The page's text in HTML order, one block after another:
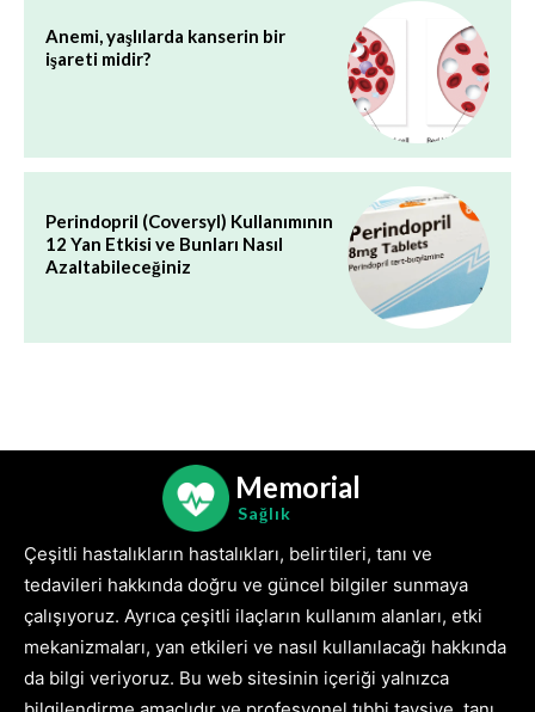
Anemi, yaşlılarda kanserin bir
işareti midir?
Perindopril (Coversyl) Kullanımının
12 Yan Etkisi ve Bunları Nasıl
Azaltabileceğiniz
Memorial
Sağlık
Çeşitli hastalıkların hastalıkları, belirtileri, tanı ve
tedavileri hakkında doğru ve güncel bilgiler sunmaya
çalışıyoruz. Ayrıca çeşitli ilaçların kullanım alanları, etki
mekanizmaları, yan etkileri ve nasıl kullanılacağı hakkında
da bilgi veriyoruz. Bu web sitesinin içeriği yalnızca